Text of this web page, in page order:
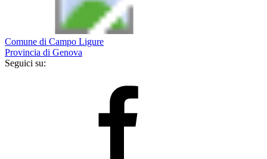
Comune di Campo Ligure
Provincia di Genova
Seguici su: